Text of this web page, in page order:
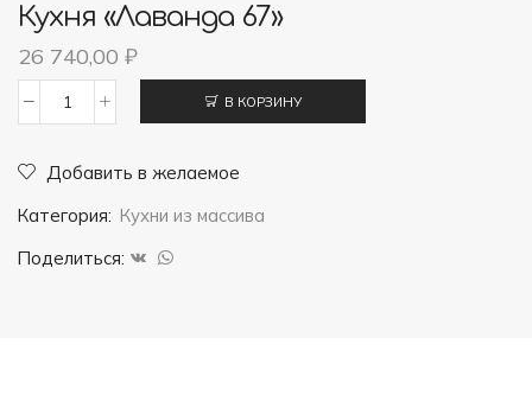
Кухня «Лаванда 67»
26 740,00 ₽
Кухня
"Лаванда
67"
В КОРЗИНУ
Добавить в желаемое
Категория: Кухни из массива
Поделиться: